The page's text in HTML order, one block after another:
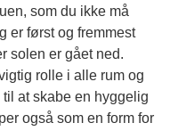
som du ikke må
er først og fremmest
solen er gået ned.
rolle i alle rum og
at skabe en hyggelig
også som en form for